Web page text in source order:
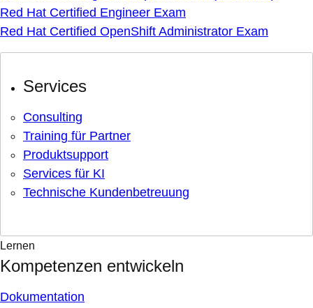
Red Hat Certified Engineer Exam
Red Hat Certified OpenShift Administrator Exam
Services
Consulting
Training für Partner
Produktsupport
Services für KI
Technische Kundenbetreuung
Lernen
Kompetenzen entwickeln
Dokumentation